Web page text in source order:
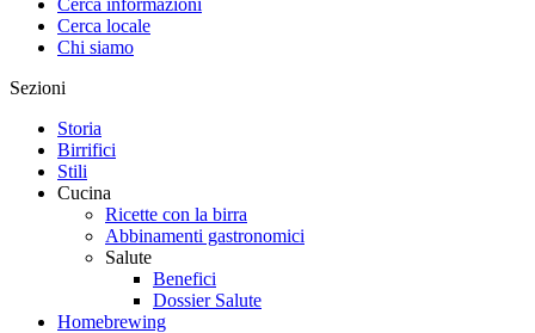
Cerca locale
Chi siamo
Sezioni
Storia
Birrifici
Stili
Cucina
Ricette con la birra
Abbinamenti gastronomici
Salute
Benefici
Dossier Salute
Homebrewing